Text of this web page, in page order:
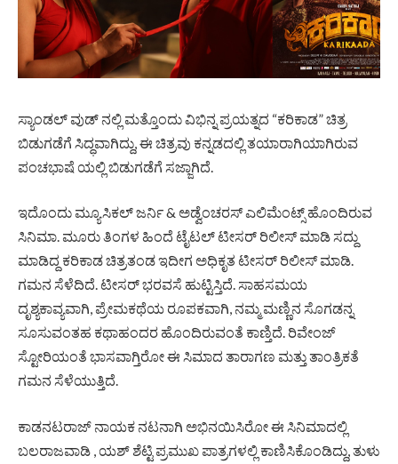
ಸ್ಯಾಂಡಲ್ ವುಡ್ ನಲ್ಲಿ ಮತ್ತೊಂದು ವಿಭಿನ್ನ ಪ್ರಯತ್ನದ “ಕರಿಕಾಡ” ಚಿತ್ರ
ಬಿಡುಗಡೆಗೆ ಸಿದ್ಧವಾಗಿದ್ದು, ಈ ಚಿತ್ರವು ಕನ್ನಡದಲ್ಲಿ ತಯಾರಾಗಿಯಾಗಿರುವ
ಪಂಚಭಾಷೆ ಯಲ್ಲಿ ಬಿಡುಗಡೆಗೆ ಸಜ್ಜಾಗಿದೆ.
ಇದೊಂದು ಮ್ಯೂಸಿಕಲ್ ಜರ್ನಿ & ಅಡ್ವೆಂಚರಸ್ ಎಲಿಮೆಂಟ್ಸ್ ಹೊಂದಿರುವ
ಸಿನಿಮಾ. ಮೂರು ತಿಂಗಳ ಹಿಂದೆ ಟೈಟಲ್ ಟೀಸರ್ ರಿಲೀಸ್ ಮಾಡಿ ಸದ್ದು
ಮಾಡಿದ್ದ ಕರಿಕಾಡ ಚಿತ್ರತಂಡ ಇದೀಗ ಅಧಿಕೃತ ಟೀಸರ್ ರಿಲೀಸ್ ಮಾಡಿ.
ಗಮನ ಸೆಳೆದಿದೆ. ಟೀಸರ್ ಭರವಸೆ ಹುಟ್ಟಿಸ್ತಿದೆ. ಸಾಹಸಮಯ
ದೃಶ್ಯಕಾವ್ಯವಾಗಿ, ಪ್ರೇಮಕಥೆಯ ರೂಪಕವಾಗಿ, ನಮ್ಮ ಮಣ್ಣಿನ ಸೊಗಡನ್ನ
ಸೂಸುವಂತಹ ಕಥಾಹಂದರ ಹೊಂದಿರುವಂತೆ ಕಾಣ್ತಿದೆ. ರಿವೇಂಜ್
ಸ್ಟೋರಿಯಂತೆ ಭಾಸವಾಗ್ತಿರೋ ಈ ಸಿಮಾದ ತಾರಾಗಣ ಮತ್ತು ತಾಂತ್ರಿಕತೆ
ಗಮನ ಸೆಳೆಯುತ್ತಿದೆ.
ಕಾಡನಟರಾಜ್ ನಾಯಕ ನಟನಾಗಿ ಅಭಿನಯಿಸಿರೋ ಈ ಸಿನಿಮಾದಲ್ಲಿ
ಬಲರಾಜವಾಡಿ , ಯಶ್ ಶೆಟ್ಟಿ ಪ್ರಮುಖ ಪಾತ್ರಗಳಲ್ಲಿ ಕಾಣಿಸಿಕೊಂಡಿದ್ದು, ತುಳು